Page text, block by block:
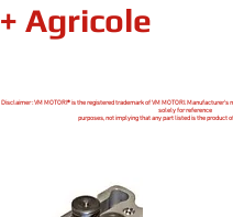
+ Agricole
Disclaimer : VM MOTORI® is the registered trademark of VM MOTORI.
solely for reference
purposes, not implying that any part listed is the product